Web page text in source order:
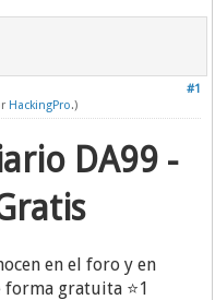
#1
HackingPro.)
DA99 -
en el foro y en
forma gratuita ⭐️1